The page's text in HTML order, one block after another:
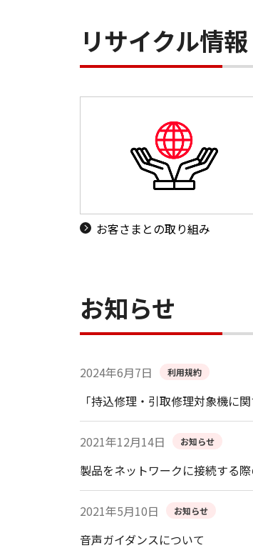
リサイクル情報
お客さまとの取り組み
お知らせ
2024年6月7日 利用規約
「持込修理・引取修理対象機に
2021年12月14日 お知らせ
製品をネットワークに接続する
2021年5月10日 お知らせ
音声ガイダンスについて